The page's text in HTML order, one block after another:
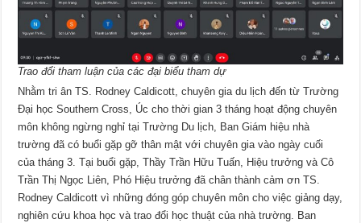
Trao đổi tham luận của các đại biểu tham dự
Nhằm tri ân TS. Rodney Caldicott, chuyên gia du lịch đến từ Trường
Đại học Southern Cross, Úc cho thời gian 3 tháng hoạt động chuyên
môn không ngừng nghỉ tại Trường Du lịch, Ban Giám hiệu nhà
trường đã có buổi gặp gỡ thân mật với chuyên gia vào ngày cuối
của tháng 3. Tại buổi gặp, Thầy Trần Hữu Tuấn, Hiệu trưởng và Cô
Trần Thị Ngọc Liên, Phó Hiệu trưởng đã chân thành cảm ơn TS.
Rodney Caldicott vì những đóng góp chuyên môn cho việc giảng dạy,
nghiên cứu khoa học và trao đổi học thuật của nhà trường. Ban